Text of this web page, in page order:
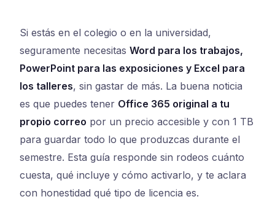
Si estás en el colegio o en la universidad,
seguramente necesitas Word para los trabajos,
PowerPoint para las exposiciones y Excel para
los talleres, sin gastar de más. La buena noticia
es que puedes tener Office 365 original a tu
propio correo por un precio accesible y con 1 TB
para guardar todo lo que produzcas durante el
semestre. Esta guía responde sin rodeos cuánto
cuesta, qué incluye y cómo activarlo, y te aclara
con honestidad qué tipo de licencia es.